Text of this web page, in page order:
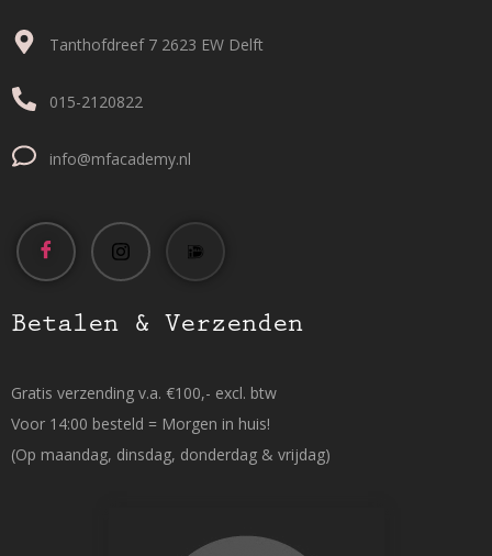
Tanthofdreef 7 2623 EW Delft
015-2120822
info@mfacademy.nl
Betalen & Verzenden
Gratis verzending v.a. €100,- excl. btw
Voor 14:00 besteld = Morgen in huis!
(Op maandag, dinsdag, donderdag & vrijdag)